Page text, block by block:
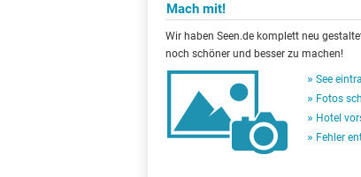
Mach mit!
Wir haben Seen.de komplett neu
noch schöner und besser zu machen!
See
Fotos
Hotel
Fehler